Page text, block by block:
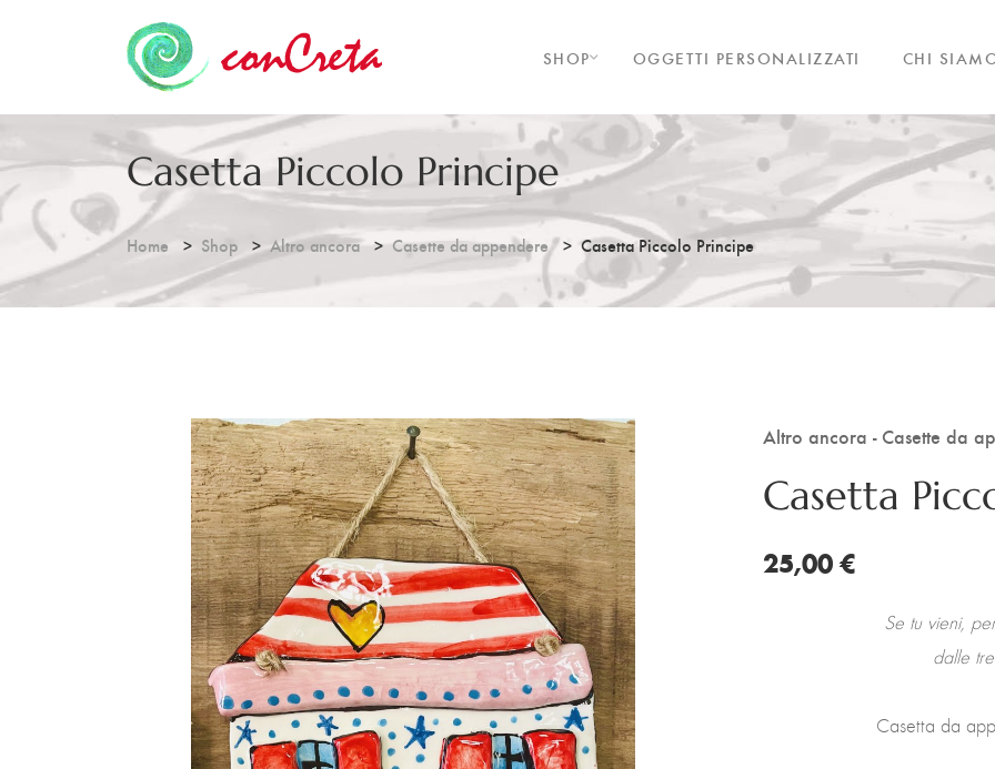
SHOP OGGETTI PERSONALIZZATI CHI
Casetta Piccolo Principe
Home Shop Altro ancora Casette da appendere Casetta Piccolo Principe
Altro ancora - Casette da
Casetta
25,00 €
Se tu vieni,
dalle
Casetta da